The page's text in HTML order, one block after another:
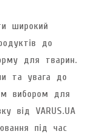
широкий
до
для тварин.
та увага до
вибором для
від VARUS.UA
під час